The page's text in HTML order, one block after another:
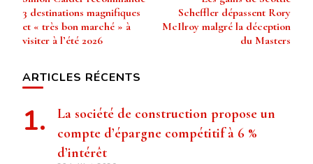
d’article
3 destinations magnifiques
et « très bon marché » à
visiter à l’été 2026
Scheffler dépassent Rory
McIlroy malgré la déception
du Masters
ARTICLES RÉCENTS
La société de construction propose un
compte d’épargne compétitif à 6 %
d’intérêt